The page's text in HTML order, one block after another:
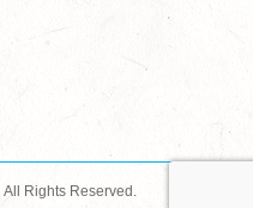
All Rights Reserved.